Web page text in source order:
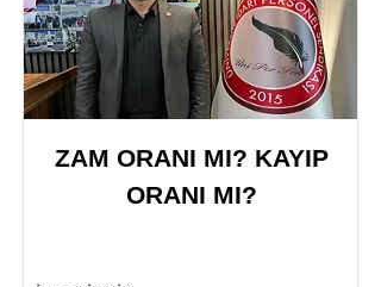
ZAM ORANI MI? KAYIP
ORANI MI?